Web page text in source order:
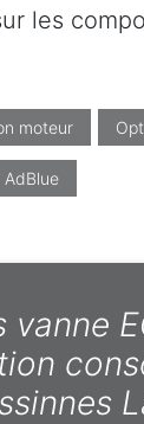
les
moteur
AdBlue
vanne